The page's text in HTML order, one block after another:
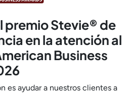
premio Stevie® de
en la atención al
Business
es ayudar a nuestros clientes a